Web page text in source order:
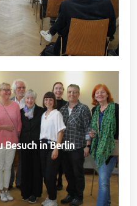
Besuch in Berlin